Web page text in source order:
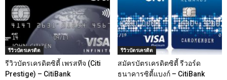
รีวิวบัตรเครดิต
รีวิวบัตรเครดิตซิตี้ เพรสทีจ (Citi
Prestige) – CitiBank
รีวิวบัตรเครดิต
สมัครบัตรเครดิตซิตี้ รีวอร์ด
ธนาคารซิตี้แบงก์ – CitiBank